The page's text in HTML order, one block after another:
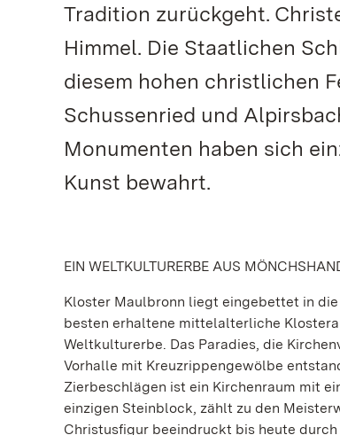
Tradition zurückgeht.
Himmel. Die Staatlichen
diesem hohen christlichen
Schussenried und
Monumenten haben sich
Kunst bewahrt.
EIN WELTKULTURERBE AUS
Kloster Maulbronn liegt eingebettet in
besten erhaltene mittelalterliche
Weltkulturerbe. Das Paradies, die
Vorhalle mit Kreuzrippengewölbe
Zierbeschlägen ist ein Kirchenraum mit
einzigen Steinblock, zählt zu den
Christusfigur beeindruckt bis heute